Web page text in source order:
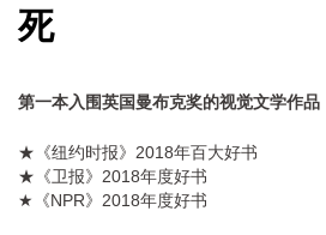
死
第一本入围英国曼布克奖的视觉文学作品
★《纽约时报》2018年百大好书
★《卫报》2018年度好书
★《NPR》2018年度好书